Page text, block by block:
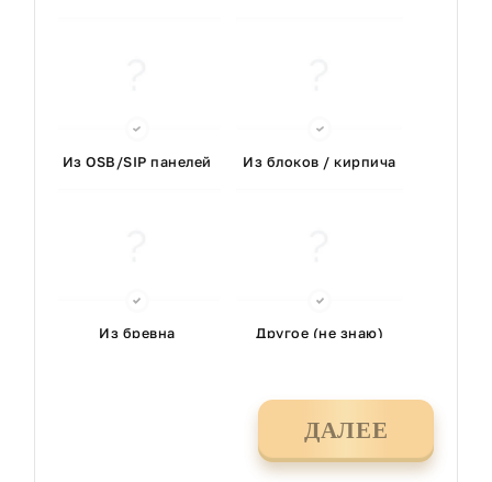
Из OSB/SIP панелей Из блоков / кирпича
Из бревна Другое (не знаю)
ДАЛЕЕ